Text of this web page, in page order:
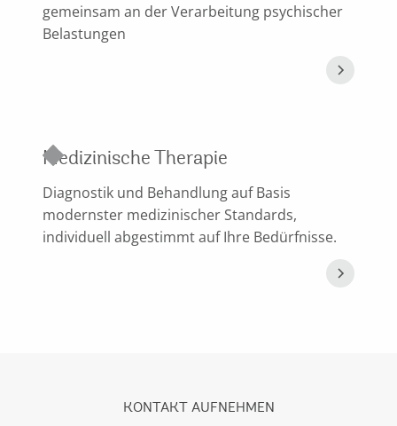
gemeinsam an der Verarbeitung psychischer
Belastungen
Medizinische Therapie
Diagnostik und Behandlung auf Basis
modernster medizinischer Standards,
individuell abgestimmt auf Ihre Bedürfnisse.
KONTAKT AUFNEHMEN